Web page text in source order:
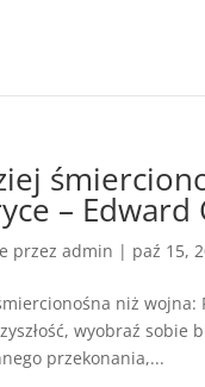
–
przezadmin | paź 15,
niż wojna:
wyobraź sobie
przekonania,...